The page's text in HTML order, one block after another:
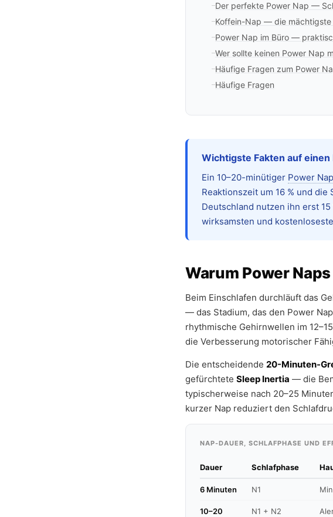
Der perfekte Power Nap —
Koffein-Nap — die mächtigste
Power Nap im Büro —
Wer sollte keinen Power Nap
Häufige Fragen zum Power
Häufige Fragen
Wichtigste Fakten auf einen
Ein 10–20-minütiger Power Nap
Reaktionszeit um 16 % und die
Deutschland nutzen ihn erst
wirksamsten und
Warum Power
Beim Einschlafen durchläuft das
— das Stadium, das den Power
rhythmische Gehirnwellen im
die Verbesserung motorischer
Die entscheidende 20-Minuten-
gefürchtete Sleep Inertia — die
typischerweise nach 20–25
kurzer Nap reduziert den
NAP-DAUER, SCHLAFPHASE UND
Dauer Schlafphase
6 Minuten N1
10–20
N1 + N2